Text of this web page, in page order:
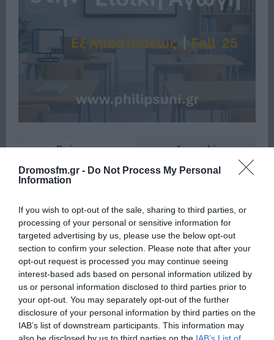
Dromosfm.gr - Do Not Process My Personal
Information
If you wish to opt-out of the sale, sharing to third parties, or
processing of your personal or sensitive information for
targeted advertising by us, please use the below opt-out
section to confirm your selection. Please note that after your
opt-out request is processed you may continue seeing
interest-based ads based on personal information utilized by
us or personal information disclosed to third parties prior to
your opt-out. You may separately opt-out of the further
disclosure of your personal information by third parties on the
IAB’s list of downstream participants. This information may
Πρόσφατα Δημοφιλή
ΕΙΠΕΣ – ΦΕΡΡΗΣ ΘΟΔΩΡΗΣ